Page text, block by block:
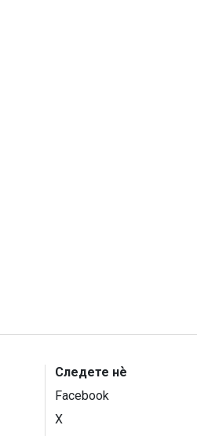
Следете нѐ
Facebook
X